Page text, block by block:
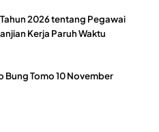
2026 tentang Pegawai
Kerja Paruh Waktu
Bung Tomo 10 November